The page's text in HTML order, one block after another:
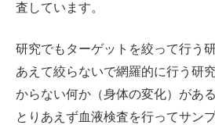
査しています。
研究でもターゲットを絞って行う
あえて絞らないで網羅的に行う研
からない何か（身体の変化）があ
とりあえず血液検査を行ってサン